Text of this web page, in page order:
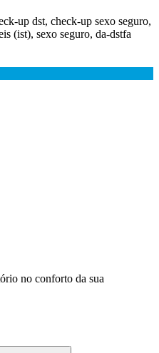
up dst, check-up sexo seguro,
(ist), sexo seguro, da-dstfa
no conforto da sua